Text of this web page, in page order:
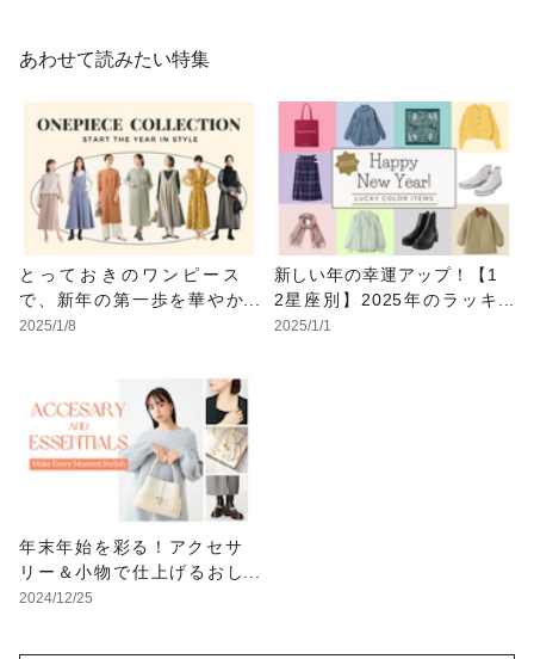
あわせて読みたい特集
とっておきのワンピース
で、新年の第一歩を華やか
に
2025/1/8
新しい年の幸運アップ！【1
2星座別】2025年のラッキ
ーカラーアイテム特集
2025/1/1
年末年始を彩る！アクセサ
リー＆小物で仕上げるおし
ゃれ特集
2024/12/25